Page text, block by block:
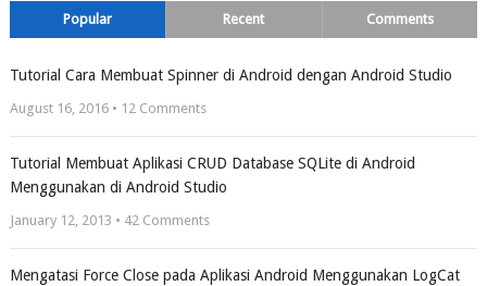
Popular Recent Comments
Tutorial Cara Membuat Spinner di Android dengan Android Studio
August 16, 2016 • 12Comments
Tutorial Membuat Aplikasi CRUD Database SQLite di Android
Menggunakan di Android Studio
January 12, 2013 • 42Comments
Mengatasi Force Close pada Aplikasi Android Menggunakan LogCat